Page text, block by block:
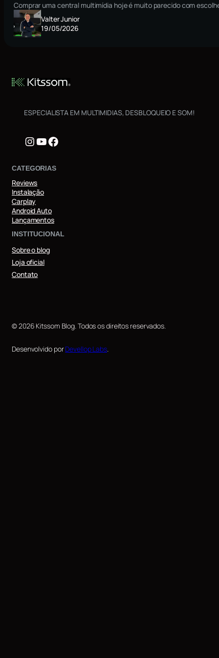
Comprar uma central multimídia hoje é muito parecido com
Valter Junior
19/05/2026
ESPECIALISTA EM MULTIMIDIAS, DESBLOQUEIO E SOM!
Instagram
Youtube
Facebook
CATEGORIAS
Reviews
Instalação
Carplay
Android Auto
Lançamentos
INSTITUCIONAL
Sobre o blog
Loja oficial
Contato
© 2026 Kitssom Blog. Todos os direitos reservados.
Desenvolvido porDevellop Labs.